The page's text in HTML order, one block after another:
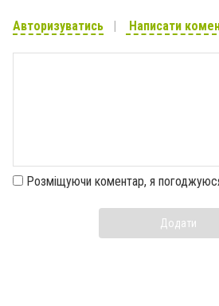
Авторизуватись Написати
Розміщуючи коментар, я
Додати